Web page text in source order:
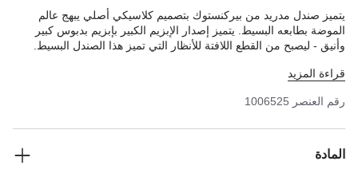
يتميز صندل مدريد من بيركنستوك بتصميم كلاسيكي أصلي يبهج عالم
الموضة بطابعه البسيط. يتميز إصدار الإبزيم الكبير بإبزيم بدبوس كبير
وأنيق - ليصبح من القطع اللافتة للأنظار التي تميز هذا الصندل البسيط.
الجزء العلوي مصنوع من جلد النوبوك الكثيف جدًّا والمعزز بالزيوت ويتميز
قراءة المزيد
رقم العنصر 1006525
المادة